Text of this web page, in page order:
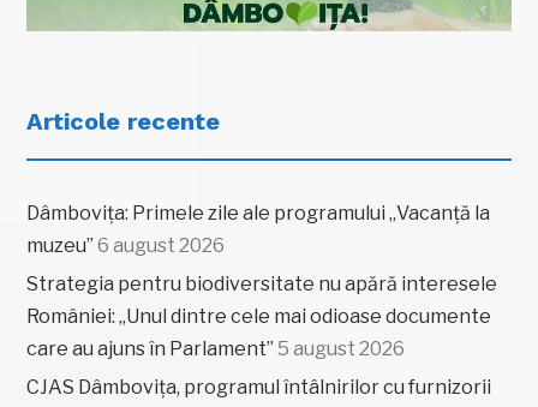
Articole recente
Dâmbovița: Primele zile ale programului „Vacanță la
muzeu” 6 august 2026
Strategia pentru biodiversitate nu apără interesele
României: „Unul dintre cele mai odioase documente
care au ajuns în Parlament” 5 august 2026
CJAS Dâmbovița, programul întâlnirilor cu furnizorii